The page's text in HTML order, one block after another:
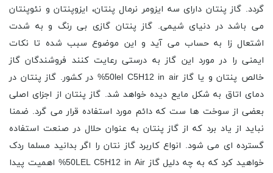
گردد. گاز پنتان دارای سه ایزومر نرمال پنتان، ایزوپنتان و نئوپنتان
می باشد در دنیای شیمی. گاز پنتان گازی بی رنگ و به شدت
اشتعال زا به حساب می آید و این موضوع سبب شده تا نکات
ایمنی را در مورد این گاز به درستی رعایت کنند فروشندگان گاز
خالص پنتان و یا گاز 50lel C5H12 in air% در کشور. گاز پنتان در
دمای اتاق به شکل مایع دیده خواهد شد. گاز پنتان از اجزای اصلی
بعضی از سوخت ها ست که دائم مورد استفاده قرار می گرد. ضمنا
نباید از یاد برد که از گاز پنتان به عنوان حلال در صنعت استفاده
گسترده ای می شود. انواع کاربرد گاز نتان را اگر بدانید مسلما ردک
خواهید کرد که به چه دلیل گاز 50LEL C5H12 in Air% اهمیت پیدا